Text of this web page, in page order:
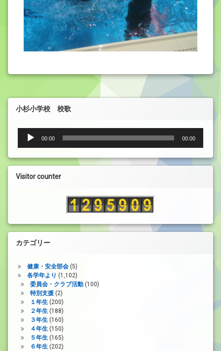
小杉小学校 校歌
プ
レ
ー
ヤ
00:00 00:00
Visitor counter
カテゴリー
健康・安全部会(5)
各学年より (1,102)
委員会・クラブ活動(100)
特別支援(2)
１年生(200)
２年生(188)
３年生(160)
４年生(150)
５年生(165)
６年生(202)